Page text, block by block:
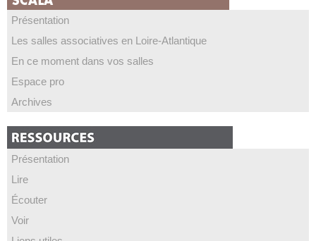
Présentation
Les salles associatives en Loire-Atlantique
En ce moment dans vos salles
Espace pro
Archives
Présentation
Lire
Écouter
Voir